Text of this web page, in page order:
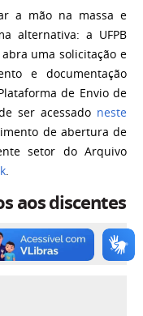
a mão na massa e
alternativa: a UFPB
uma solicitação e
e documentação
de Envio de
ser acessado neste
de abertura de
setor do Arquivo
aos discentes